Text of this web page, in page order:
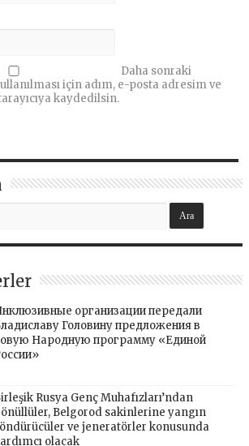
Daha sonraki
için adım, e-posta adresim ve
kaydedilsin.
организации передали
Головину предложения в
Народную программу «Единой
Rusya Genç Muhafızları’ndan
Belgorod sakinlerine yangın
ve jeneratörler konusunda
olacak